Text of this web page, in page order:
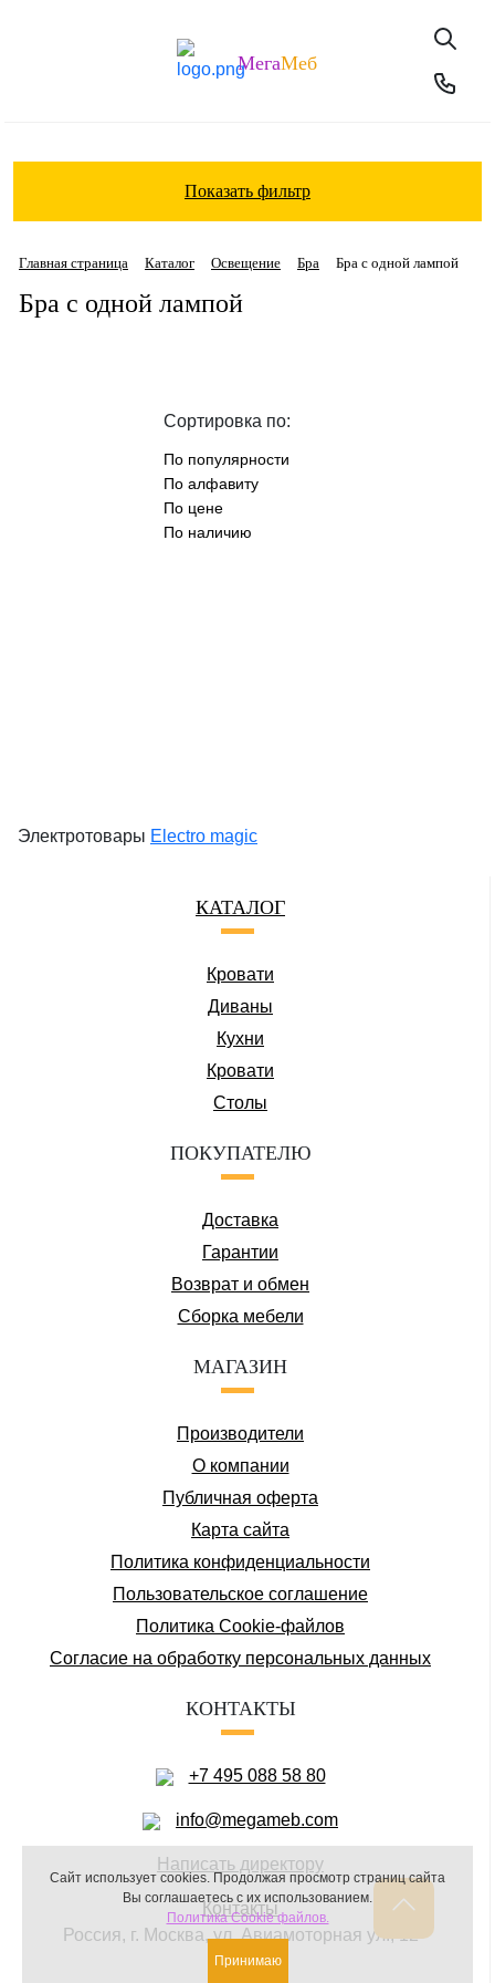
МегаМеб
Показать фильтр
Главная страница Каталог Освещение Бра Бра с одной лампой
Бра с одной лампой
Сортировка по:
По популярности
По алфавиту
По цене
По наличию
Электротовары Electro magic
КАТАЛОГ
Кровати
Диваны
Кухни
Кровати
Столы
ПОКУПАТЕЛЮ
Доставка
Гарантии
Возврат и обмен
Сборка мебели
МАГАЗИН
Производители
О компании
Публичная оферта
Карта сайта
Политика конфиденциальности
Пользовательское соглашение
Политика Cookie-файлов
Соглаcие на обработку персональных данных
КОНТАКТЫ
+7 495 088 58 80
info@megameb.com
Написать директору
Контакты
Россия, г. Москва, ул. Авиамоторная ул., 12
Сайт использует cookies. Продолжая просмотр страниц сайта
Вы соглашаетесь с их использованием.
Политика Cookie файлов.
Принимаю